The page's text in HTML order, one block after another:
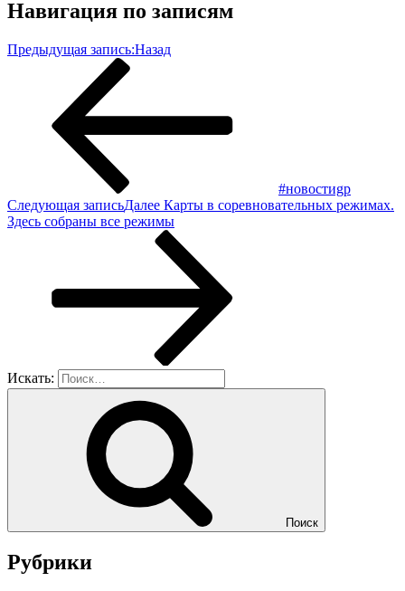
Навигация по записям
Предыдущая запись:Назад
#новостиgр
Следующая записьДалее Кapты в cоpeвновaтeльных peжимaх.
Здеcь coбрaны вcе режимы
Искать:
Поиск
Рубрики